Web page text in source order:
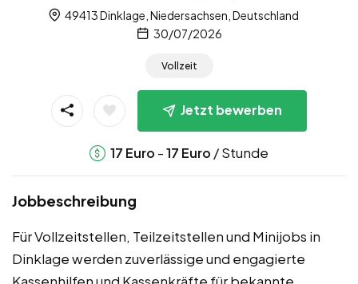
49413 Dinklage, Niedersachsen, Deutschland
30/07/2026
Vollzeit
Jetzt bewerben
17 Euro -17 Euro / Stunde
Jobbeschreibung
Für Vollzeitstellen, Teilzeitstellen und Minijobs in
Dinklage werden zuverlässige und engagierte